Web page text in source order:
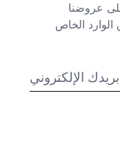
عروضنا
الخاص